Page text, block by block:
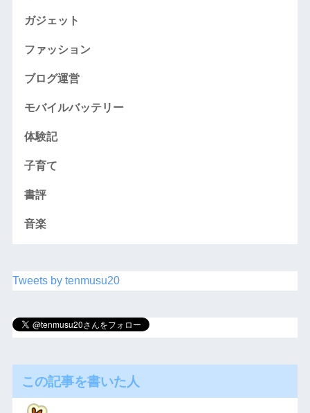
ガジェット
ファッション
ブログ運営
モバイルバッテリー
体験記
子育て
書評
音楽
Tweets by tenmusu20
この記事を書いた人